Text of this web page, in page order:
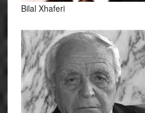
Bilal Xhaferi